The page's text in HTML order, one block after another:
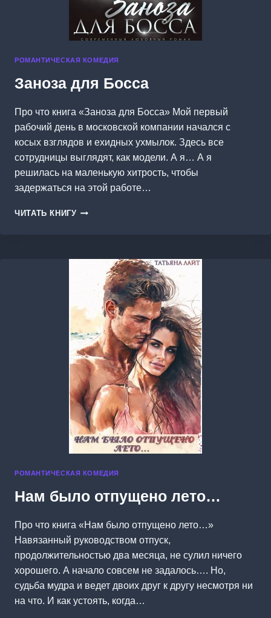
РОМАНТИЧЕСКАЯ КОМЕДИЯ
Заноза для Босса
Про что книга «Заноза для Босса» Мой первый
рабочий день в московской компании начался с
косых взглядов и ехидных ухмылок. Здесь все
сотрудницы выглядят, как модели. А я… А я
решилась на маленькую хитрость, чтобы
задержаться на этой работе…
ЧИТАТЬ КНИГУ ЗАНОЗА
РОМАНТИЧЕСКАЯ КОМЕДИЯ
Нам было отпущено лето…
Про что книга «Нам было отпущено лето…»
Навязанный руководством отпуск,
продолжительностью два месяца, не сулил ничего
хорошего. А начало совсем не задалось…. Но,
судьба мудра и ведет двоих друг к другу несмотря ни
на что. И как устоять, когда…